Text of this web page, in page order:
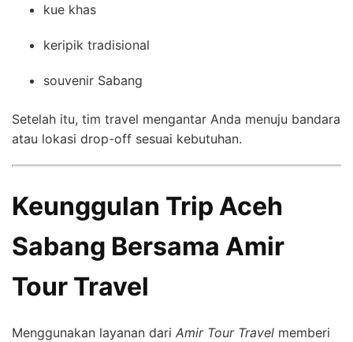
kue khas
keripik tradisional
souvenir Sabang
Setelah itu, tim travel mengantar Anda menuju bandara
atau lokasi drop-off sesuai kebutuhan.
Keunggulan Trip Aceh
Sabang Bersama Amir
Tour Travel
Menggunakan layanan dari Amir Tour Travel memberi